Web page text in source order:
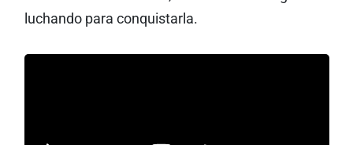
luchando para conquistarla.